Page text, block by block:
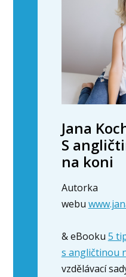
Jana
S
na koni
Autorka
webu
& eBooku 5
s angličtinou
vzdělávací